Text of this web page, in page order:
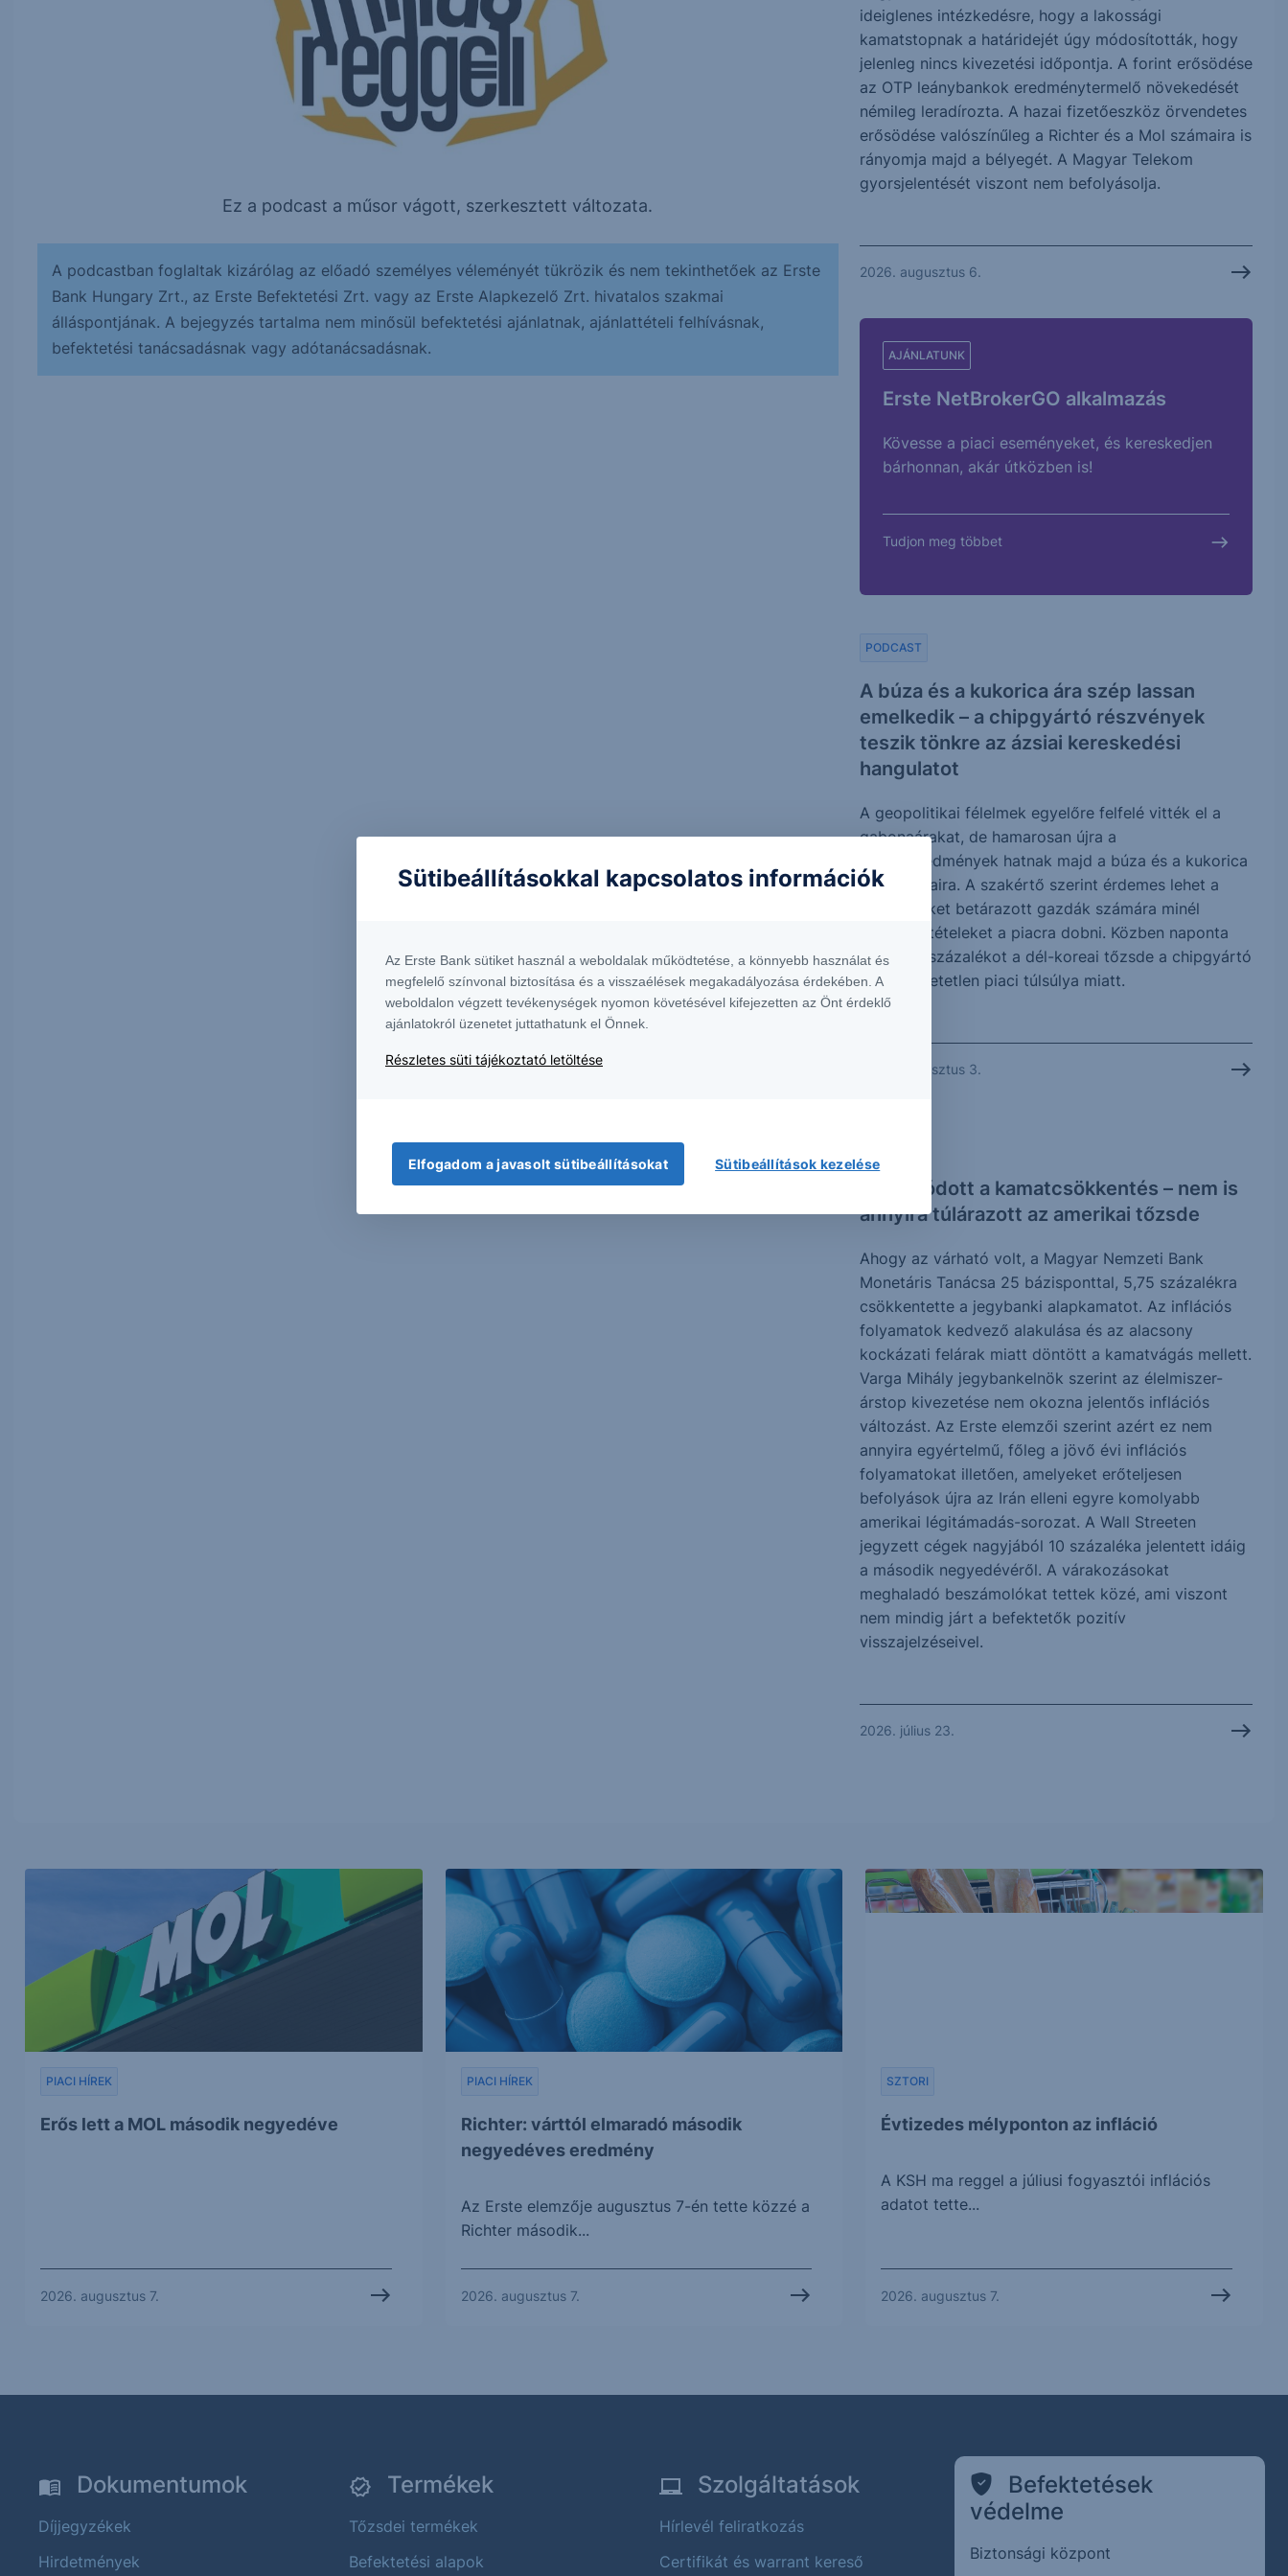
Ez a podcast a műsor vágott, szerkesztett változata.
A podcastban foglaltak kizárólag az előadó személyes véleményét tükrözik és nem tekinthetőek az Erste
Bank Hungary Zrt., az Erste Befektetési Zrt. vagy az Erste Alapkezelő Zrt. hivatalos szakmai
álláspontjának. A bejegyzés tartalma nem minősül befektetési ajánlatnak, ajánlattételi felhívásnak,
befektetési tanácsadásnak vagy adótanácsadásnak.
ideiglenes intézkedésre, hogy a lakossági
kamatstopnak a határidejét úgy módosították, hogy
jelenleg nincs kivezetési időpontja. A forint erősödése
az OTP leánybankok eredménytermelő növekedését
némileg leradírozta. A hazai fizetőeszköz örvendetes
erősödése valószínűleg a Richter és a Mol számaira is
rányomja majd a bélyegét. A Magyar Telekom
gyorsjelentését viszont nem befolyásolja.
2026. augusztus 6.
AJÁNLATUNK
Erste NetBrokerGO alkalmazás
Kövesse a piaci eseményeket, és kereskedjen
bárhonnan, akár útközben is!
Tudjon meg többet
A búza és a kukorica ára szép lassan
emelkedik – a chipgyártó részvények
teszik tönkre az ázsiai kereskedési
hangulatot
PODCAST
A geopolitikai félelmek egyelőre felfelé vitték el a
gabonaárakat, de hamarosan újra a
terméseredmények hatnak majd a búza és a kukorica
jegyzésáraira. A szakértő szerint érdemes lehet a
terményeket betárazott gazdák számára minél
nagyobb tételeket a piacra dobni. Közben naponta
zuhan 10 százalékot a dél-koreai tőzsde a chipgyártó
cégek hihetetlen piaci túlsúlya miatt.
2026. augusztus 3.
Folytatódott a kamatcsökkentés – nem is
annyira túlárazott az amerikai tőzsde
Ahogy az várható volt, a Magyar Nemzeti Bank
Monetáris Tanácsa 25 bázisponttal, 5,75 százalékra
csökkentette a jegybanki alapkamatot. Az inflációs
folyamatok kedvező alakulása és az alacsony
kockázati felárak miatt döntött a kamatvágás mellett.
Varga Mihály jegybankelnök szerint az élelmiszer-
árstop kivezetése nem okozna jelentős inflációs
változást. Az Erste elemzői szerint azért ez nem
annyira egyértelmű, főleg a jövő évi inflációs
folyamatokat illetően, amelyeket erőteljesen
befolyások újra az Irán elleni egyre komolyabb
amerikai légitámadás-sorozat. A Wall Streeten
jegyzett cégek nagyjából 10 százaléka jelentett idáig
a második negyedévéről. A várakozásokat
meghaladó beszámolókat tettek közé, ami viszont
nem mindig járt a befektetők pozitív
visszajelzéseivel.
2026. július 23.
Erős lett a MOL második negyedéve
PIACI HÍREK
2026. augusztus 7.
Richter: várttól elmaradó második
negyedéves eredmény
PIACI HÍREK
Az Erste elemzője augusztus 7-én tette közzé a
Richter második...
2026. augusztus 7.
Évtizedes mélyponton az infláció
SZTORI
A KSH ma reggel a júliusi fogyasztói inflációs
adatot tette...
2026. augusztus 7.
Dokumentumok
Díjjegyzékek
Hirdetmények
Termékek
Tőzsdei termékek
Befektetési alapok
Szolgáltatások
Hírlevél feliratkozás
Certifikát és warrant kereső
Befektetések
védelme
Biztonsági központ
Sütibeállításokkal kapcsolatos információk
Az Erste Bank sütiket használ a weboldalak működtetése, a könnyebb használat és
megfelelő színvonal biztosítása és a visszaélések megakadályozása érdekében. A
weboldalon végzett tevékenységek nyomon követésével kifejezetten az Önt érdeklő
ajánlatokról üzenetet juttathatunk el Önnek.
Részletes süti tájékoztató letöltése
Elfogadom a javasolt sütibeállításokat Sütibeállítások kezelése